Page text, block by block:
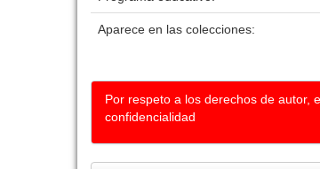
Aparece en las colecciones:
Por respeto a los derechos de autor,
confidencialidad